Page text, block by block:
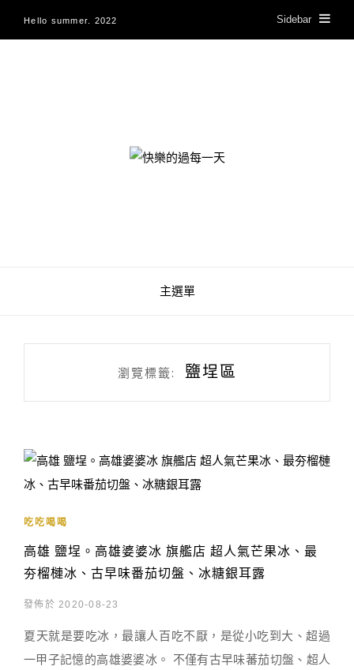
Hello summer. 2022 Sidebar
快樂的過每一天
主選單
瀏覽標籤: 鹽埕區
吃吃喝喝
高雄 鹽埕。高雄婆婆冰 旗艦店 超人氣芒果冰、最
夯榴槤冰、古早味番茄切盤、冰糖銀耳露
發佈於 2020-08-23
夏天就是要吃冰，最讓人百吃不厭，是從小吃到大、超過
一甲子記憶的高雄婆婆冰。 不僅有古早味蕃茄切盤、超人